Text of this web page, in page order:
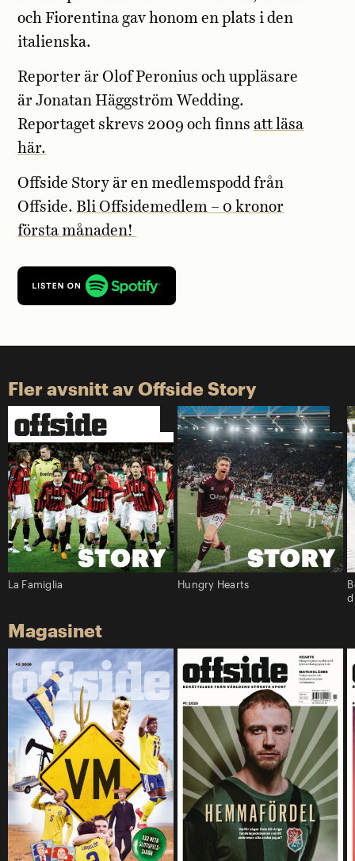
och Fiorentina gav honom en plats i den
italienska.
Reporter är Olof Peronius och uppläsare
är Jonatan Häggström Wedding.
Reportaget skrevs 2009 och finns att läsa
här.
Offside Story är en medlemspodd från
Offside. Bli Offsidemedlem – 0 kronor
första månaden!
Fler avsnitt av Offside Story
La Famiglia Hungry Hearts
Magasinet